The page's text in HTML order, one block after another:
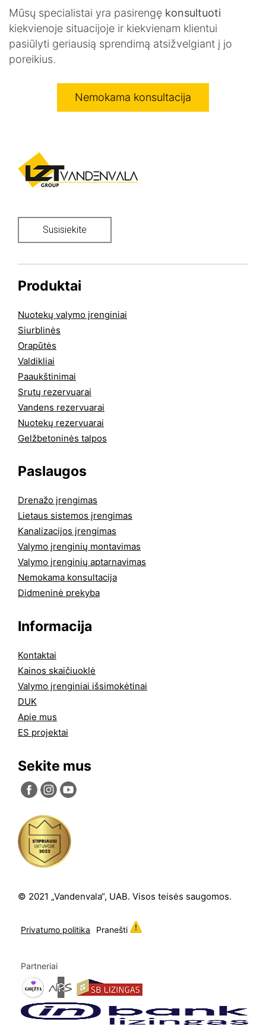
Mūsų specialistai yra pasirengę konsultuoti
kiekvienoje situacijoje ir kiekvienam klientui
pasiūlyti geriausią sprendimą atsižvelgiant į jo
poreikius.
Nemokama konsultacija
Susisiekite
Produktai
Nuotekų valymo įrenginiai
Siurblinės
Orapūtės
Valdikliai
Paaukštinimai
Srutų rezervuarai
Vandens rezervuarai
Nuotekų rezervuarai
Gelžbetoninės talpos
Paslaugos
Drenažo įrengimas
Lietaus sistemos įrengimas
Kanalizacijos įrengimas
Valymo įrenginių montavimas
Valymo įrenginių aptarnavimas
Nemokama konsultacija
Didmeninė prekyba
Informacija
Kontaktai
Kainos skaičiuoklė
Valymo įrenginiai išsimokėtinai
DUK
Apie mus
ES projektai
Sekite mus
© 2021 „Vandenvala“, UAB. Visos teisės saugomos.
Privatumo politika Pranešti
Partneriai